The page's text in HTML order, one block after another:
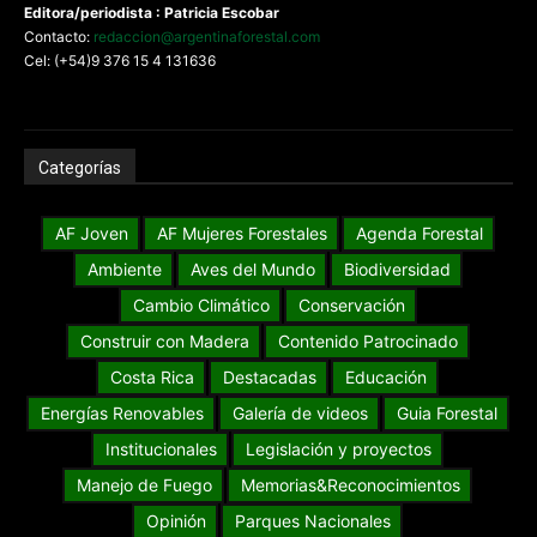
Editora/periodista : Patricia Escobar
Contacto: redaccion@argentinaforestal.com
Cel: (+54)9 376 15 4 131636
Categorías
AF Joven AF Mujeres Forestales
Agenda Forestal
Ambiente
Aves del Mundo
Biodiversidad
Cambio Climático
Conservación
Construir con Madera
Contenido Patrocinado
Costa Rica
Destacadas
Educación
Energías Renovables
Galería de videos
Guia Forestal
Institucionales
Legislación y proyectos
Manejo de Fuego
Memorias&Reconocimientos
Opinión
Parques Nacionales